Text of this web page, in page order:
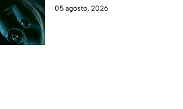
Further. Te contamos todo lo
05 agosto, 2026